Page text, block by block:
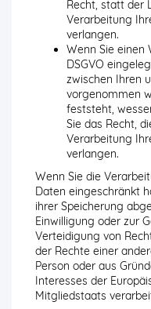
Recht, statt der
Verarbeitung
verlangen.
Wenn Sie einen
DSGVO
zwischen Ihren
vorgenommen
feststeht,
Sie das Recht,
Verarbeitung
verlangen.
Wenn Sie die
Daten eingeschränkt
ihrer Speicherung
Einwilligung oder zur
Verteidigung von
der Rechte einer
Person oder aus
Interesses der
Mitgliedstaats